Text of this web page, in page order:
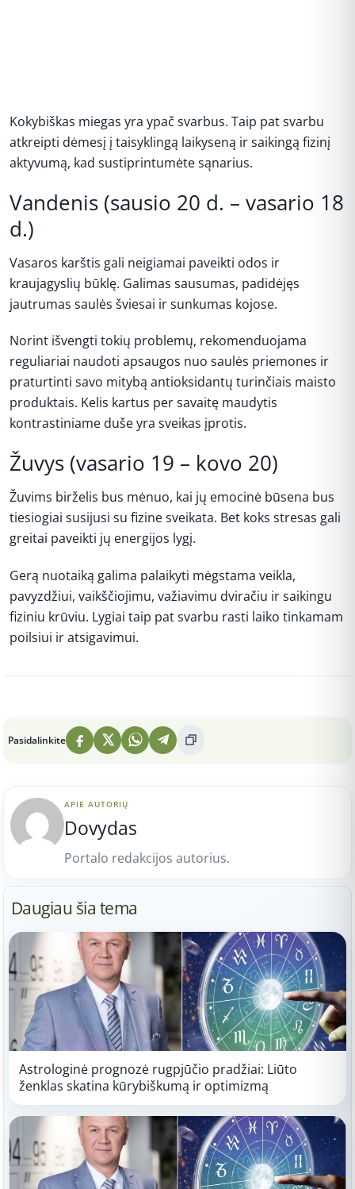
Kokybiškas miegas yra ypač svarbus. Taip pat svarbu
atkreipti dėmesį į taisyklingą laikyseną ir saikingą fizinį
aktyvumą, kad sustiprintumėte sąnarius.
Vandenis (sausio 20 d. – vasario 18
d.)
Vasaros karštis gali neigiamai paveikti odos ir
kraujagyslių būklę. Galimas sausumas, padidėjęs
jautrumas saulės šviesai ir sunkumas kojose.
Norint išvengti tokių problemų, rekomenduojama
reguliariai naudoti apsaugos nuo saulės priemones ir
praturtinti savo mitybą antioksidantų turinčiais maisto
produktais. Kelis kartus per savaitę maudytis
kontrastiniame duše yra sveikas įprotis.
Žuvys (vasario 19 – kovo 20)
Žuvims birželis bus mėnuo, kai jų emocinė būsena bus
tiesiogiai susijusi su fizine sveikata. Bet koks stresas gali
greitai paveikti jų energijos lygį.
Gerą nuotaiką galima palaikyti mėgstama veikla,
pavyzdžiui, vaikščiojimu, važiavimu dviračiu ir saikingu
fiziniu krūviu. Lygiai taip pat svarbu rasti laiko tinkamam
poilsiui ir atsigavimui.
Pasidalinkite
APIE AUTORIŲ
Dovydas
Portalo redakcijos autorius.
Daugiau šia tema
Astrologinė prognozė rugpjūčio pradžiai: Liūto
ženklas skatina kūrybiškumą ir optimizmą